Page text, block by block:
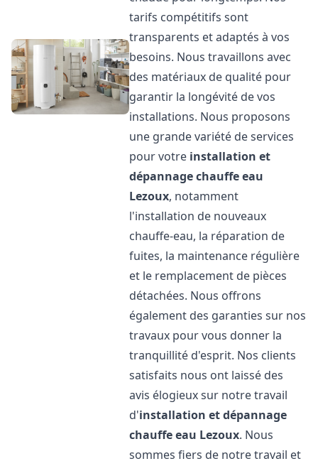
tarifs compétitifs sont
transparents et adaptés à vos
besoins. Nous travaillons avec
des matériaux de qualité pour
garantir la longévité de vos
installations. Nous proposons
une grande variété de services
pour votre installation et
dépannage chauffe eau
Lezoux, notamment
l'installation de nouveaux
chauffe-eau, la réparation de
fuites, la maintenance régulière
et le remplacement de pièces
détachées. Nous offrons
également des garanties sur nos
travaux pour vous donner la
tranquillité d'esprit. Nos clients
satisfaits nous ont laissé des
avis élogieux sur notre travail
d'installation et dépannage
chauffe eau Lezoux. Nous
sommes fiers de notre travail et